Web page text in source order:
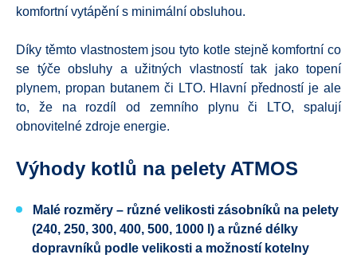
komfortní vytápění s minimální obsluhou.
Díky těmto vlastnostem jsou tyto kotle stejně komfortní co
se týče obsluhy a užitných vlastností tak jako topení
plynem, propan butanem či LTO. Hlavní předností je ale
to, že na rozdíl od zemního plynu či LTO, spalují
obnovitelné zdroje energie.
Výhody kotlů na pelety ATMOS
Malé rozměry – různé velikosti zásobníků na pelety
(240, 250, 300, 400, 500, 1000 l) a různé délky
dopravníků podle velikosti a možností kotelny